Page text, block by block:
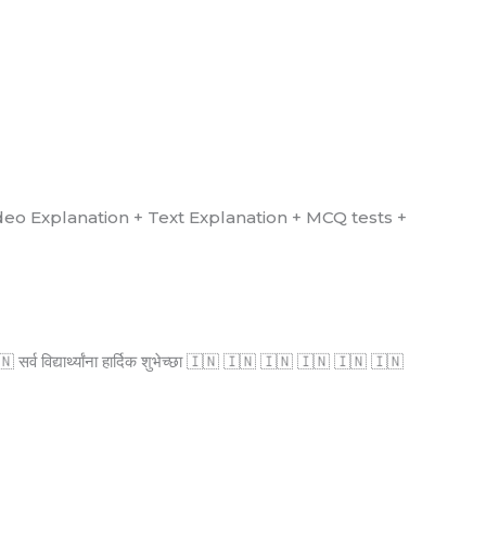
(Video Explanation + Text Explanation + MCQ tests +
हार्दिक शुभेच्छा 🇮🇳 🇮🇳 🇮🇳 🇮🇳 🇮🇳 🇮🇳